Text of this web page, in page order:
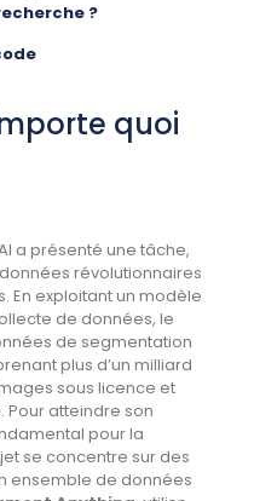
?
quoi
a présenté une tâche,
révolutionnaires
En exploitant un modèle
de données, le
de segmentation
plus d’un milliard
sous licence et
Pour atteindre son
pour la
se concentre sur des
ensemble de données